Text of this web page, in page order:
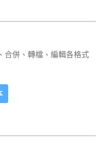
合併、轉檔、編輯各格式